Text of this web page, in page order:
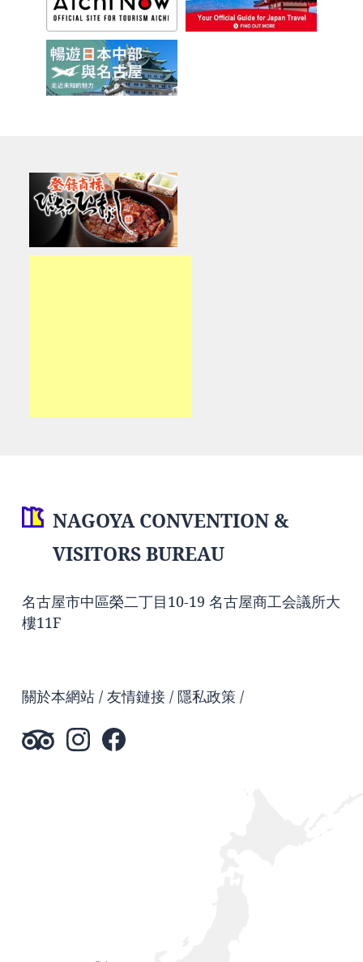
NAGOYA CONVENTION &
VISITORS BUREAU
名古屋市中區榮二丁目10-19 名古屋商工会議所大
樓11F
關於本網站 友情鏈接 隱私政策